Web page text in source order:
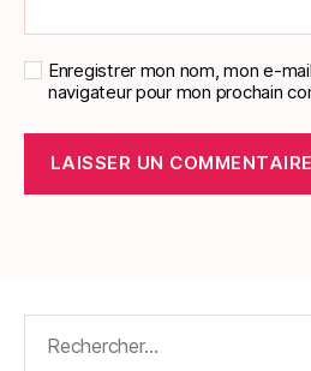
Enregistrer mon nom, mon e-
navigateur pour mon prochain